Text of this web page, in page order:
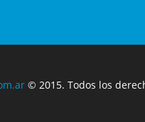
© 2015. Todos los